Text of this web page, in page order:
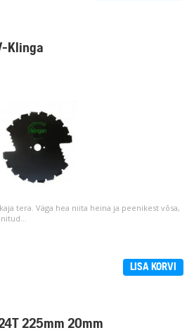
Klinga
tera. Väga hea niita heina ja peenikest võsa,
LISA KORVI
225mm 20mm